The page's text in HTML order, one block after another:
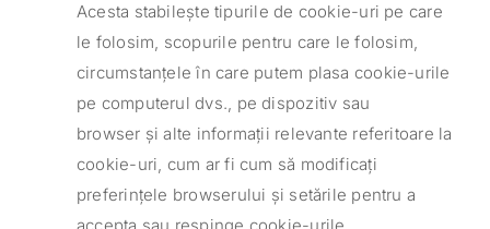
Acesta stabilește tipurile de cookie-uri pe care
le folosim, scopurile pentru care le folosim,
circumstanțele în care putem plasa cookie-urile
pe computerul dvs., pe dispozitiv sau
browser și alte informații relevante referitoare la
cookie-uri, cum ar fi cum să modificați
preferințele browserului și setările pentru a